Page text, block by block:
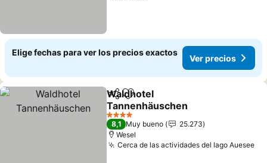
Elige fechas para ver los precios exactos
Ver precios
CompartirAgregar a favoritos
Waldhotel
Tannenhäuschen
4 Estrellas
8,1 Muy bueno
25.273
Wesel
Cerca de las actividades del lago Auesee